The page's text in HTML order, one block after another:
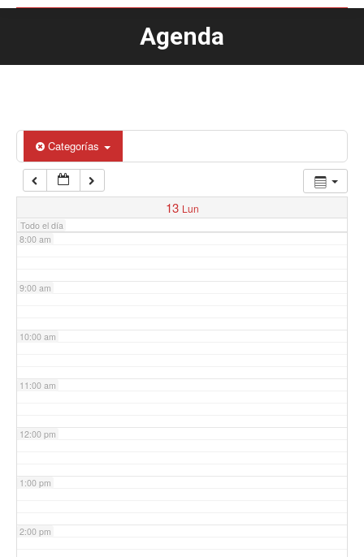
Agenda
Estás aquí:
Categorías
13 Lun
Todo el día
6:00 am
7:00 am
8:00 am
9:00 am
10:00 am
11:00 am
12:00 pm
1:00 pm
2:00 pm